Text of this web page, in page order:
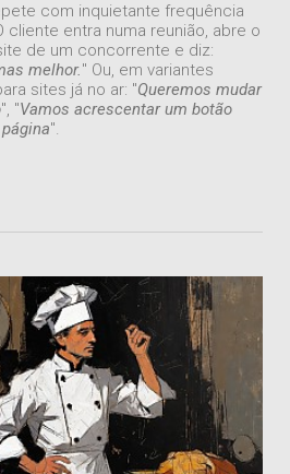
com inquietante frequência
cliente entra numa reunião, abre o
de um concorrente e diz:
melhor." Ou, em variantes
sites já no ar: "Queremos mudar
", "Vamos acrescentar um botão
".